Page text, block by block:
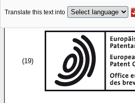
Translate this text into
(19)